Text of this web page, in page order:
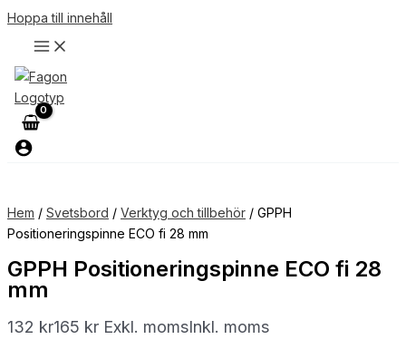
Hoppa till innehåll
Hem / Svetsbord / Verktyg och tillbehör / GPPH
Positioneringspinne ECO fi 28 mm
GPPH Positioneringspinne ECO fi 28
mm
132 kr165 kr Exkl. momsInkl. moms